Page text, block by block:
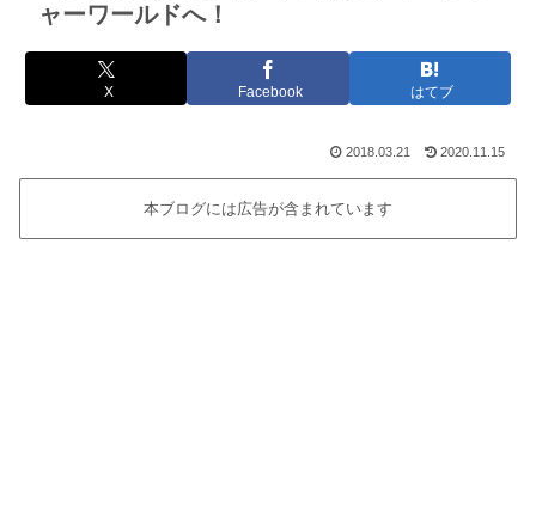
ャーワールドへ！
X Facebook はてブ
2018.03.21 2020.11.15
本ブログには広告が含まれています